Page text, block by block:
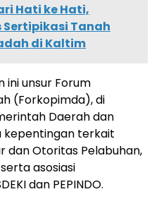
Hati ke Hati,
Sertipikasi Tanah
di Kaltim
ini unsur Forum
(Forkopimda), di
Daerah dan
kepentingan terkait
dan Otoritas Pelabuhan,
asosiasi
dan PEPINDO.